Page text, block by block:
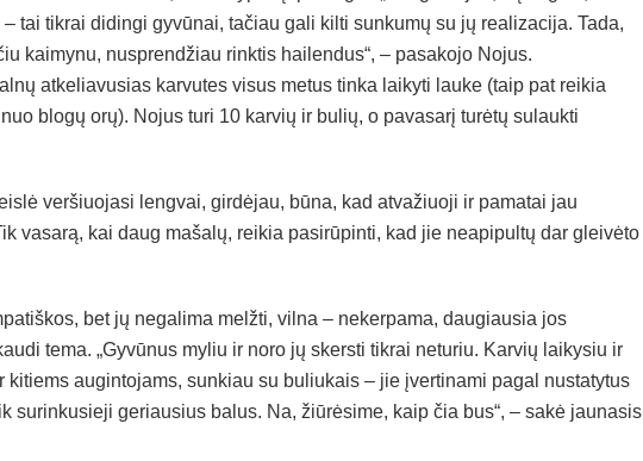
tai tikrai didingi gyvūnai, tačiau gali kilti sunkumų su jų realizacija. Tada,
kaimynu, nusprendžiau rinktis hailendus“, – pasakojo Nojus.
atkeliavusias karvutes visus metus tinka laikyti lauke (taip pat reikia
blogų orų). Nojus turi 10 karvių ir bulių, o pavasarį turėtų sulaukti
veršiuojasi lengvai, girdėjau, būna, kad atvažiuoji ir pamatai jau
vasarą, kai daug mašalų, reikia pasirūpinti, kad jie neapipultų dar gleivėto
bet jų negalima melžti, vilna – nekerpama, daugiausia jos
tema. „Gyvūnus myliu ir noro jų skersti tikrai neturiu. Karvių laikysiu ir
kitiems augintojams, sunkiau su buliukais – jie įvertinami pagal nustatytus
surinkusieji geriausius balus. Na, žiūrėsime, kaip čia bus“, – sakė jaunasis